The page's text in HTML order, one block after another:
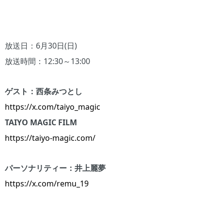
放送日：6月30日(日)
放送時間：12:30～13:00
ゲスト：西条みつとし
https://x.com/taiyo_magic
TAIYO MAGIC FILM
https://taiyo-magic.com/
パーソナリティー：井上麗夢
https://x.com/remu_19